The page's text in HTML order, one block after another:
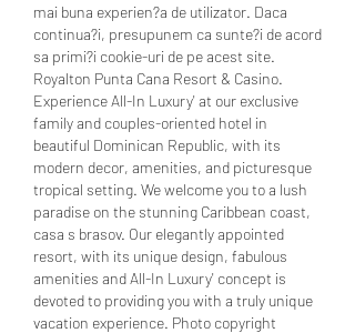
mai buna experien?a de utilizator. Daca
continua?i, presupunem ca sunte?i de acord
sa primi?i cookie-uri de pe acest site.
Royalton Punta Cana Resort & Casino.
Experience All-In Luxury' at our exclusive
family and couples-oriented hotel in
beautiful Dominican Republic, with its
modern decor, amenities, and picturesque
tropical setting. We welcome you to a lush
paradise on the stunning Caribbean coast,
casa s brasov. Our elegantly appointed
resort, with its unique design, fabulous
amenities and All-In Luxury' concept is
devoted to providing you with a truly unique
vacation experience. Photo copyright